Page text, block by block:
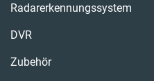
Radarerkennungssystem
DVR
Zubehör